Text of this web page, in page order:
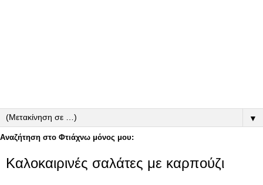
▼
Αναζήτηση στο Φτιάχνω μόνος μου:
Καλοκαιρινές σαλάτες με καρπούζι